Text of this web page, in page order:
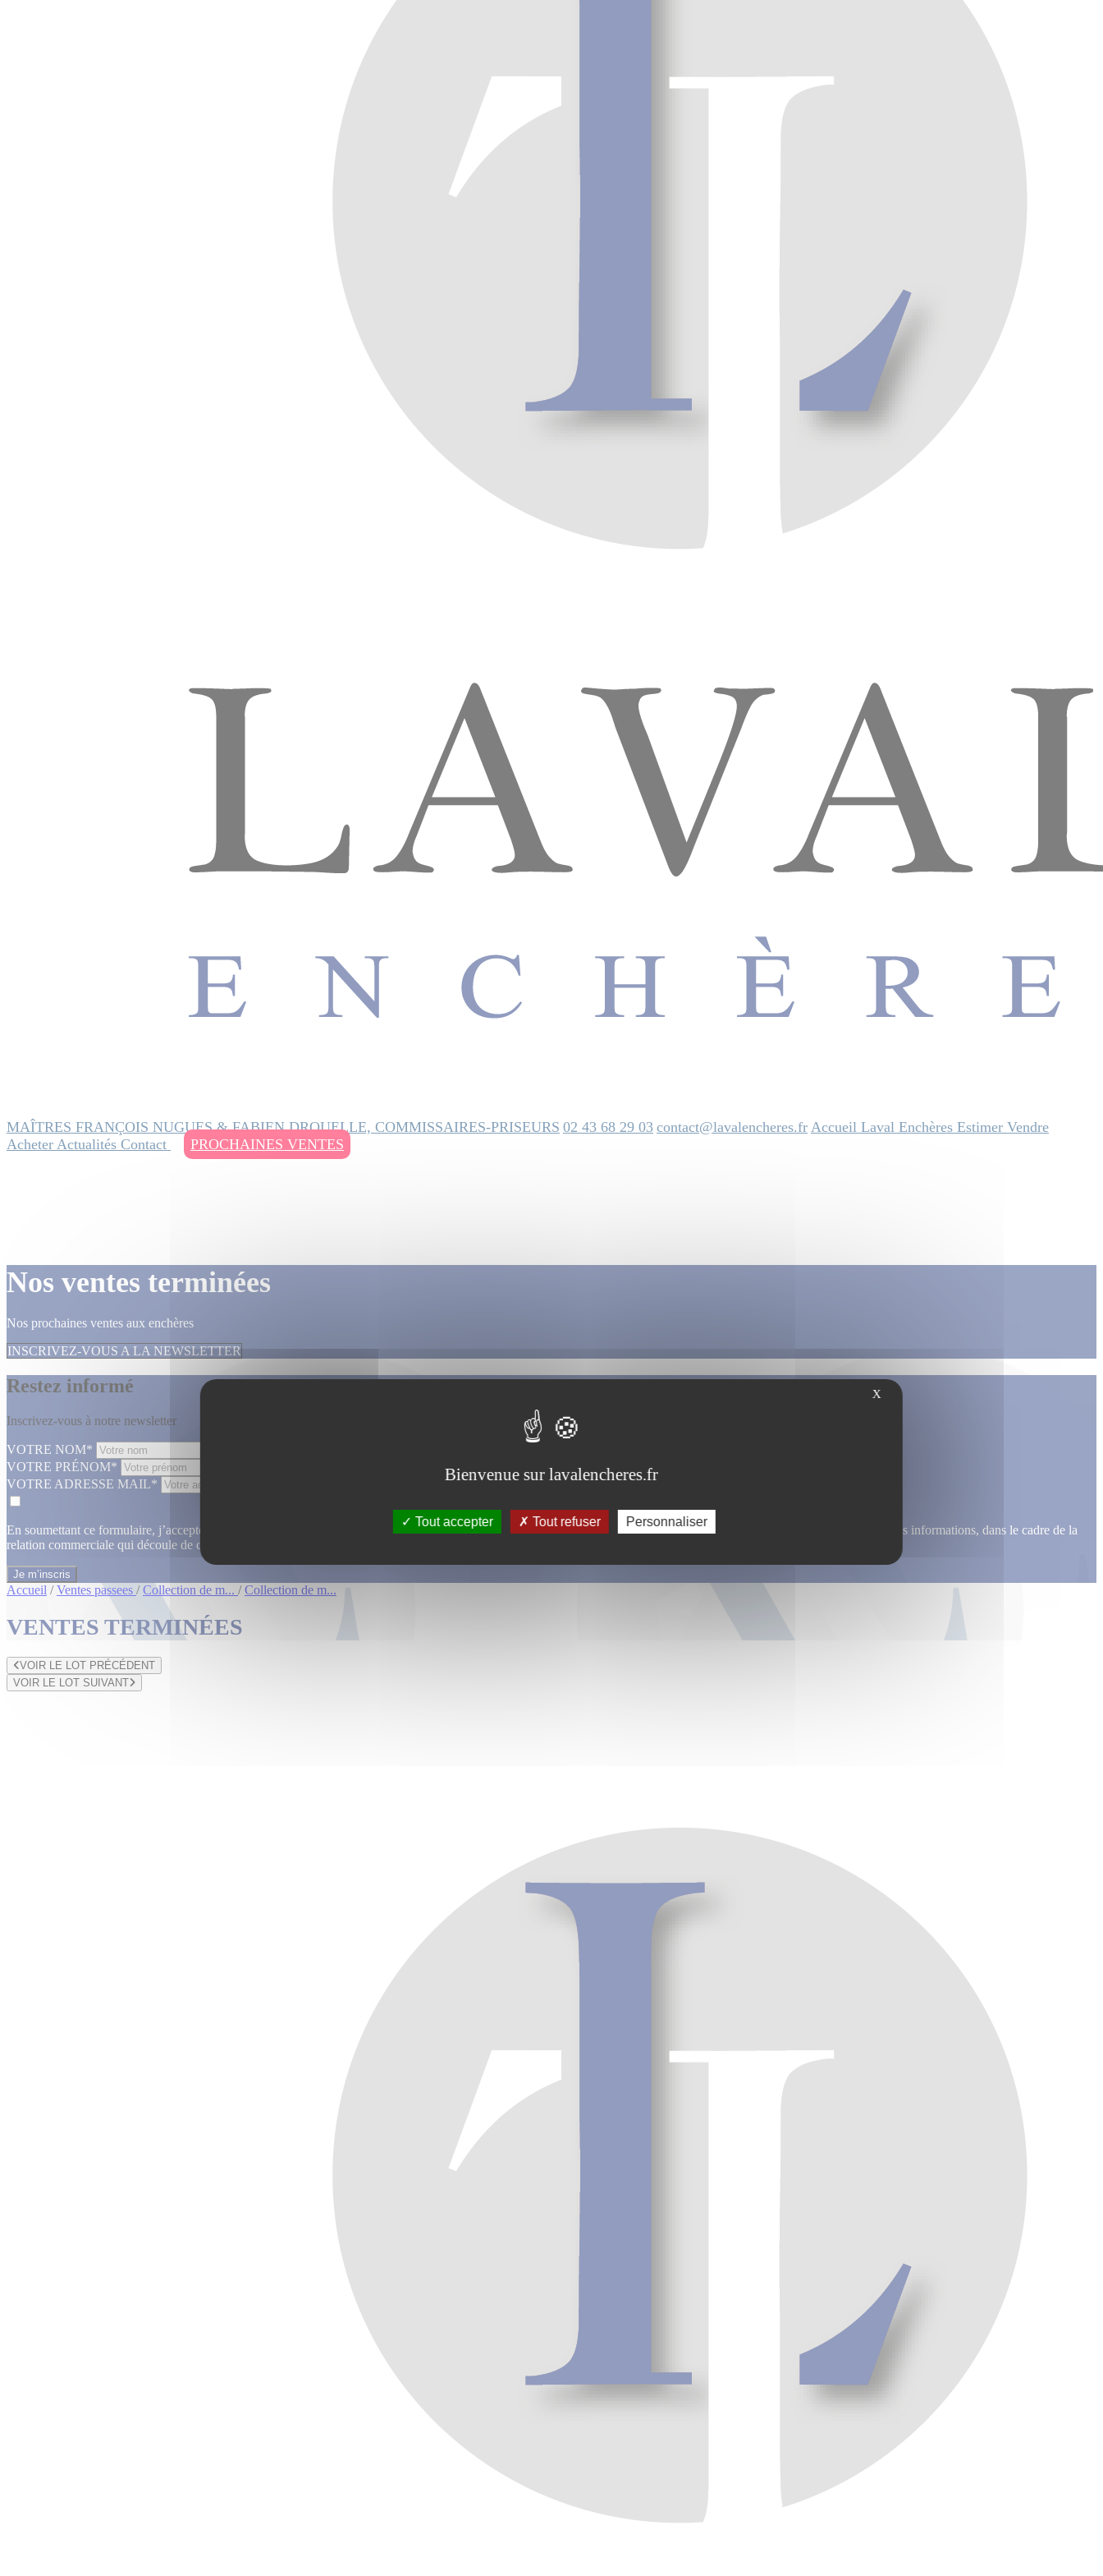
MAÎTRES FRANÇOIS NUGUES & FABIEN DROUELLE, COMMISSAIRES-PRISEURS 02 43 68 29 03 contact@lavalencheres.fr Accueil Laval Enchères Estimer Vendre
Acheter Actualités Contact PROCHAINES VENTES
Nos ventes terminées
Nos prochaines ventes aux enchères
INSCRIVEZ-VOUS A LA NEWSLETTER
Restez informé
Inscrivez-vous à notre newsletter
VOTRE NOM*
VOTRE PRÉNOM*
VOTRE ADRESSE MAIL*
En soumettant ce formulaire, j’accepte que les informations saisies dans ce formulaire soient utilisées, exploitées, traitées pour permettre de me recontacter, pour m’envoyer des informations, dans le cadre de la
relation commerciale qui découle de cette demande.
Accueil / Ventes passees / Collection de m... / Collection de m...
VENTES TERMINÉES
VOIR LE LOT PRÉCÉDENT
VOIR LE LOT SUIVANT
X
Bienvenue sur lavalencheres.fr
Tout accepter Tout refuser Personnaliser